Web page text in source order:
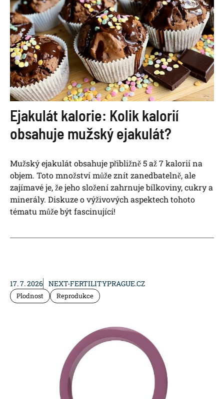
Ejakulát kalorie: Kolik kalorií
obsahuje mužský ejakulát?
Mužský ejakulát obsahuje přibližně 5 až 7 kalorií na
objem. Toto množství může znít zanedbatelně, ale
zajímavé je, že jeho složení zahrnuje bílkoviny, cukry a
minerály. Diskuze o výživových aspektech tohoto
tématu může být fascinující!
17. 7. 2026 NEXT-FERTILITYPRAGUE.CZ
Plodnost Reprodukce